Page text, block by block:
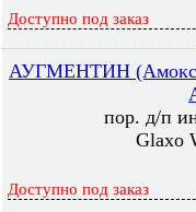
Доступно под заказ
АУГМЕНТИН
пор. д/п
Glaxo
Доступно под заказ